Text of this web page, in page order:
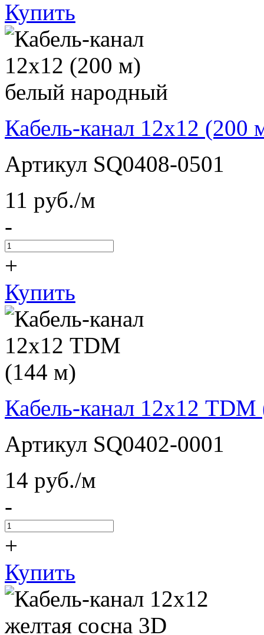
Купить
Кабель-канал 12х12
Артикул SQ0408-0501
11 pуб./м
-
+
Купить
Кабель-канал 12х12
Артикул SQ0402-0001
14 pуб./м
-
+
Купить